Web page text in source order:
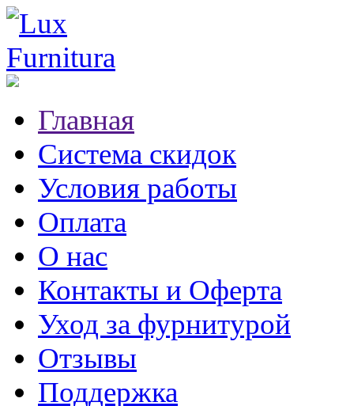
Главная
Система скидок
Условия работы
Оплата
О нас
Контакты и Оферта
Уход за фурнитурой
Отзывы
Поддержка